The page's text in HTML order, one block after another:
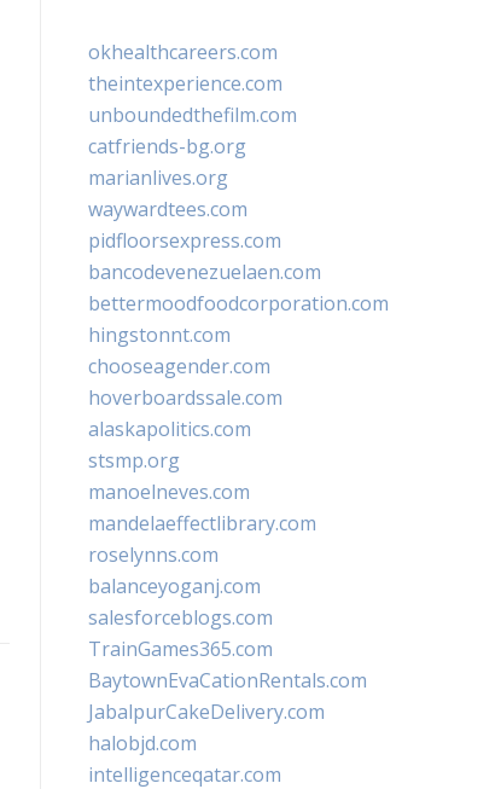
okhealthcareers.com
theintexperience.com
unboundedthefilm.com
catfriends-bg.org
marianlives.org
waywardtees.com
pidfloorsexpress.com
bancodevenezuelaen.com
bettermoodfoodcorporation.com
hingstonnt.com
chooseagender.com
hoverboardssale.com
alaskapolitics.com
stsmp.org
manoelneves.com
mandelaeffectlibrary.com
roselynns.com
balanceyoganj.com
salesforceblogs.com
TrainGames365.com
BaytownEvaCationRentals.com
JabalpurCakeDelivery.com
halobjd.com
intelligenceqatar.com